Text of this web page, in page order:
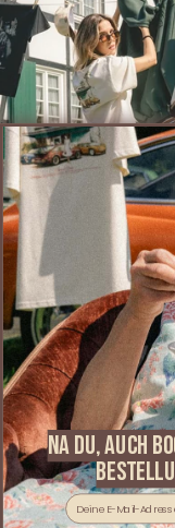
Alle Produkte
Shop now
​Na du, auch
Email